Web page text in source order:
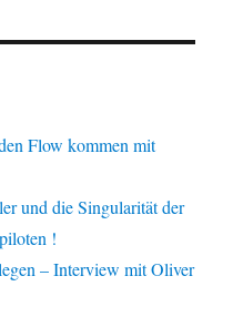
Flow kommen mit
und die Singularität der
!
– Interview mit Oliver